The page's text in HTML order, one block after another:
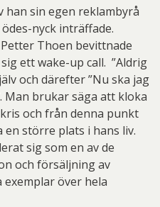
han sin egen reklambyrå
nyck inträffade.
Thoen bevittnade
ett wake-up call. ”Aldrig
och därefter ”Nu ska jag
Man brukar säga att kloka
och från denna punkt
större plats i hans liv.
sig som en av de
och försäljning av
över hela